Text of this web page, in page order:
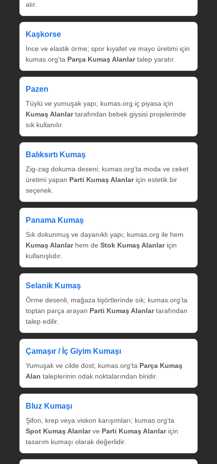
alır.
Kaşkorse
İnce ve elastik örme; spor kıyafet ve mayo üretimi için
kumas.org’ta Parça Kumaş Alanlartalep yaratır.
Pazen
Tüylü ve yumuşak yapı; kumas.org iç piyasa için
Kumaş Alanlartarafından bebek giysisi projelerinde
sık kullanılır.
Balıksırtı Kumaş
Zig‑zag dokuma deseni; kumas.org’ta moda ve ceket
üretimi yapan Parti Kumaş Alanlariçin estetik bir
seçenek.
Panama Kumaş
Sık dokunmuş ve dayanıklı yapı; kumas.org ile hem
Kumaş Alanlarhem de Stok Kumaş Alanlariçin
kullanışlıdır.
Selanik Kumaş
Örme desenli, mağaza tişörtlerinde sık; kumas.org’ta
toptan parça arayan Parti Kumaş Alanlartarafından
talep edilir.
Çamaşır / İç Giyim Kumaşı
Yumuşak ve cilde dost; kumas.org’ta Parça Kumaş
Alan taleplerinin odak noktalarından biridir.
Bluz Kumaşı
Şifon, krep veya viskon karışımları; kumas.org’ta
Spot Kumaş Alanlarve Parti Kumaş Alanlariçin
tasarım kumaşı olarak değerlidir.